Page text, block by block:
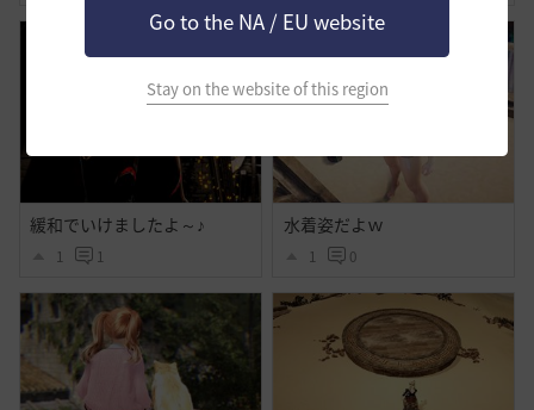
Go to the NA / EU website
Stay on the website of this region
緩和でいけましたよ～♪
1 1
水着姿だよｗ
1 0